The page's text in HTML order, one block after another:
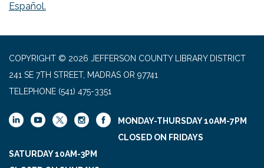
Español.
COPYRIGHT © 2026 JEFFERSON COUNTY LIBRARY DISTRICT
241 SE 7TH STREET, MADRAS OR 97741
TELEPHONE (541) 475-3351
MONDAY-THURSDAY 10AM-7PM
CLOSED ON FRIDAYS
SATURDAY 10AM-3PM